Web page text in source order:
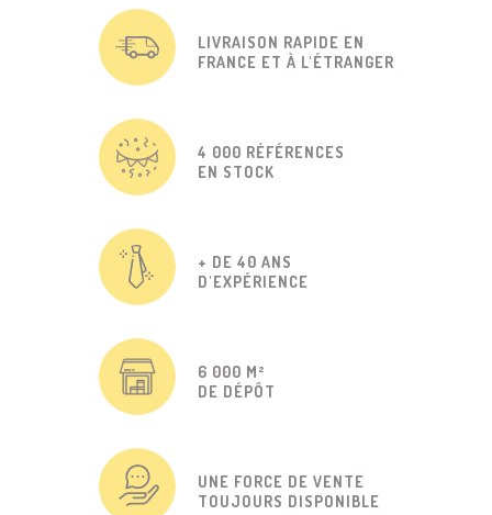
LIVRAISON RAPIDE EN
FRANCE ET À L'ÉTRANGER
4 000 RÉFÉRENCES
EN STOCK
+ DE 40 ANS
D'EXPÉRIENCE
6 000 M²
DE DÉPÔT
UNE FORCE DE VENTE
TOUJOURS DISPONIBLE